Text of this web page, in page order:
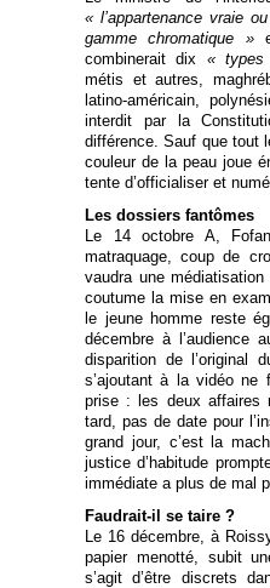
« l’appartenance vraie
gamme chromatique »
combinerait dix « types
métis et autres,
latino-américain,
interdit par la
différence. Sauf que tout
couleur de la peau joue
tente d’officialiser et
Les dossiers fantômes
Le 14 octobre A,
matraquage, coup de
vaudra une
coutume la mise en
le jeune homme reste
décembre à l’audience
disparition de l’original
s’ajoutant à la vidéo ne
prise : les deux affaires
tard, pas de date pour
grand jour, c’est la
justice d’habitude
immédiate a plus de mal
Faudrait-il se taire ?
Le 16 décembre, à
papier menotté, subit
s’agit d’être discrets